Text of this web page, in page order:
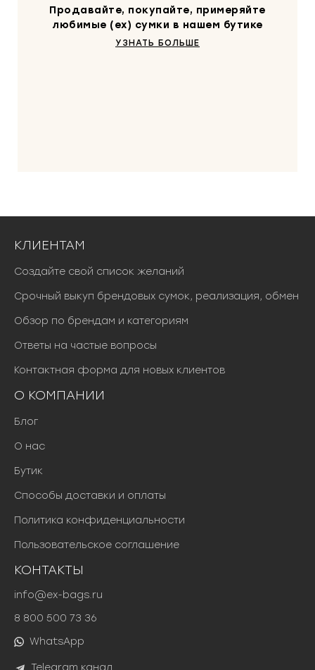
Продавайте, покупайте, примеряйте
любимые (ex) сумки в нашем бутике
УЗНАТЬ БОЛЬШЕ
КЛИЕНТАМ
Создайте свой список желаний
Срочный выкуп брендовых сумок, реализация, обмен
Обзор по брендам и категориям
Ответы на частые вопросы
Контактная форма для новых клиентов
О КОМПАНИИ
Блог
О нас
Бутик
Способы доставки и оплаты
Политика конфиденциальности
Пользовательское соглашение
КОНТАКТЫ
info@ex-bags.ru
8 800 500 73 36
WhatsApp
Telegram канал